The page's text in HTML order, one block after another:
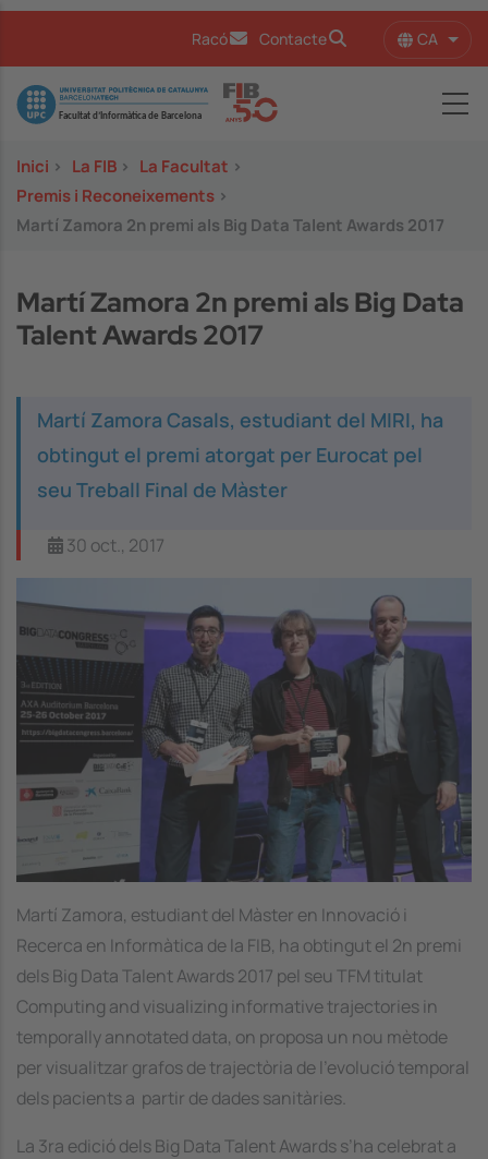
Racó Contacte CA
Image
Inici > La FIB > La Facultat >
Premis i Reconeixements >
Martí Zamora 2n premi als Big Data Talent Awards 2017
Martí Zamora 2n premi als Big Data
Talent Awards 2017
Martí Zamora Casals, estudiant del MIRI, ha
obtingut el premi atorgat per Eurocat pel
seu Treball Final de Màster
30 oct., 2017
Martí Zamora, estudiant del Màster en Innovació i
Recerca en Informàtica de la FIB, ha obtingut el 2n premi
dels Big Data Talent Awards 2017 pel seu TFM titulat
Computing and visualizing informative trajectories in
temporally annotated data, on proposa un nou mètode
per visualitzar grafos de trajectòria de l’evolució temporal
dels pacients a partir de dades sanitàries.
La 3ra edició dels Big Data Talent Awards s’ha celebrat a